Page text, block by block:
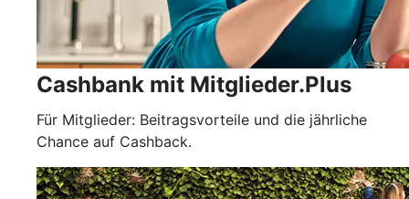
Cashbank mit Mitglieder.Plus
Für Mitglieder: Beitragsvorteile und die jährliche
Chance auf Cashback.